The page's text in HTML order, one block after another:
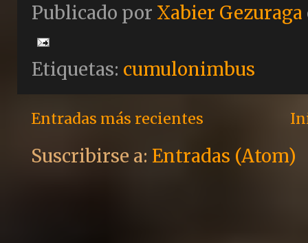
Publicado por Xabier Gezuraga
Etiquetas: cumulonimbus
Entradas más recientes
Suscribirse a: Entradas (Atom)